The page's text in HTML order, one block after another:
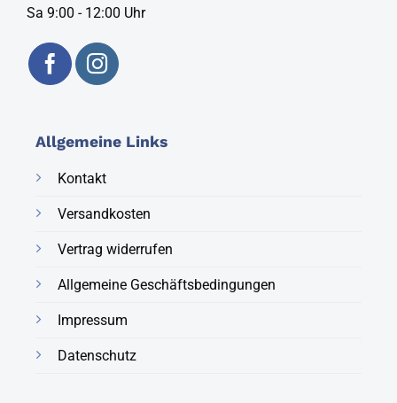
Sa 9:00 - 12:00 Uhr
Allgemeine Links
Kontakt
Versandkosten
Vertrag widerrufen
Allgemeine Geschäftsbedingungen
Impressum
Datenschutz